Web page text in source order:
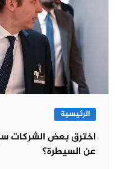
الرئيسية
اخترق بعض الشركات
عن السيطرة؟